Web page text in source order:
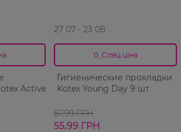
Active
27 07 - 23 08
0_Спец.ціна
Гигиенические прокладки
Kotex Young Day 9 шт
67,99 ГРН
55,99 ГРН